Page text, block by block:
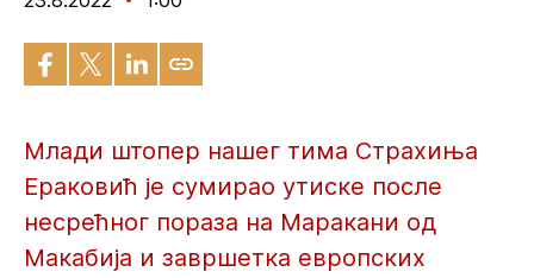
Млади штопер нашег тима Страхиња
Ераковић је сумирао утиске после
несрећног пораза на Маракани од
Макабија и завршетка европских